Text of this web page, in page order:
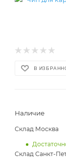
В
Наличие
Склад Москва
Склад Санкт-